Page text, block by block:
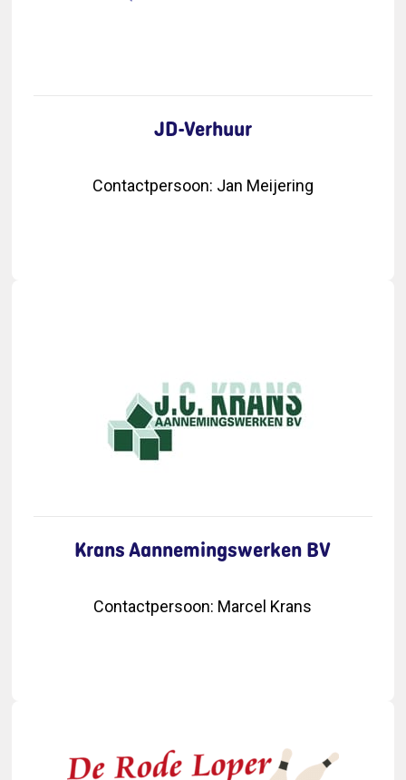
JD-Verhuur
Contactpersoon: Jan Meijering
Krans Aannemingswerken BV
Contactpersoon: Marcel Krans